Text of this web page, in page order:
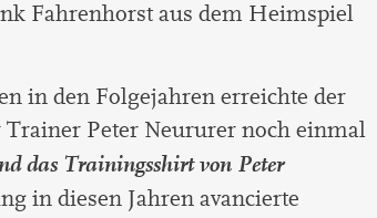
Fahrenhorst aus dem Heimspiel
in den Folgejahren erreichte der
Peter Neururer noch einmal
das Trainingsshirt von Peter
in diesen Jahren avancierte